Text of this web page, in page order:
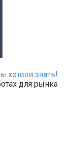
хотели знать!
для рынка